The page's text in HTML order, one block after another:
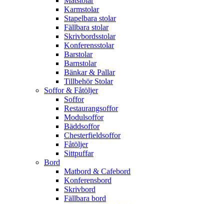
Karmstolar
Stapelbara stolar
Fällbara stolar
Skrivbordsstolar
Konferensstolar
Barstolar
Barnstolar
Bänkar & Pallar
Tillbehör Stolar
Soffor & Fåtöljer
Soffor
Restaurangsoffor
Modulsoffor
Bäddsoffor
Chesterfieldsoffor
Fåtöljer
Sittpuffar
Bord
Matbord & Cafebord
Konferensbord
Skrivbord
Fällbara bord